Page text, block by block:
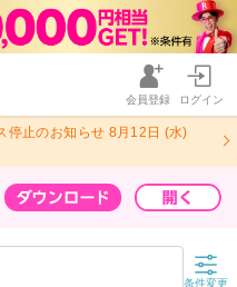
会員登録 ログイン
停止のお知らせ 8月12日 (水)
条件変更